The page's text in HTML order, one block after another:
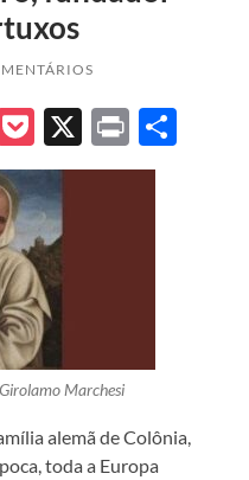
Pocket
X Print
Marchesi
alemã de Colônia,
toda a Europa